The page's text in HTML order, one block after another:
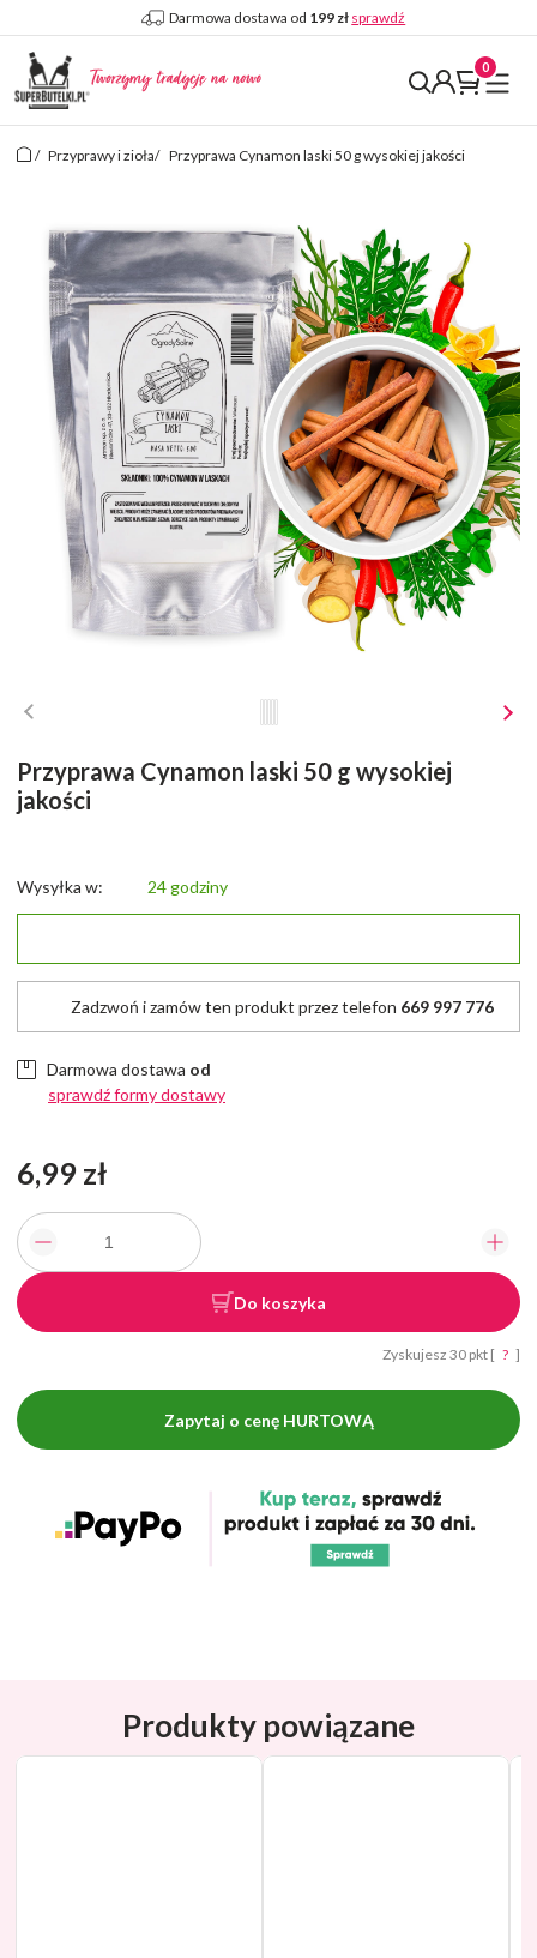
Darmowa dostawa od 199 zł sprawdź
/ Przyprawy i zioła/ Przyprawa Cynamon laski 50 g wysokiej jakości
Przyprawa Cynamon laski 50 g wysokiej
jakości
Wysyłka w: 24 godziny
Zadzwoń i zamów ten produkt przez telefon 669 997 776
Darmowa dostawa od
sprawdź formy dostawy
6,99 zł
Do koszyka
Zyskujesz 30 pkt [ ? ]
Zapytaj o cenę HURTOWĄ
Produkty powiązane